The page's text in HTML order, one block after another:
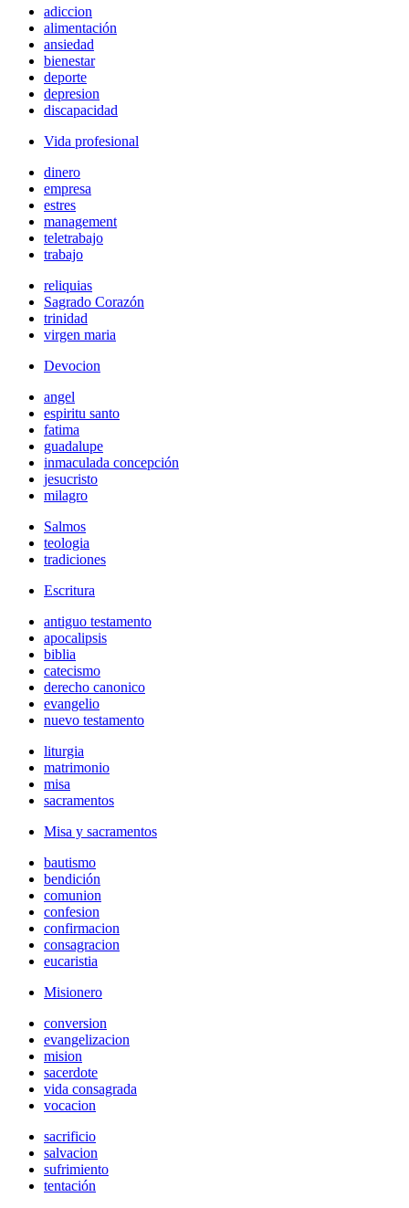
adiccion
alimentación
ansiedad
bienestar
deporte
depresion
discapacidad
Vida profesional
dinero
empresa
estres
management
teletrabajo
trabajo
reliquias
Sagrado Corazón
trinidad
virgen maria
Devocion
angel
espiritu santo
fatima
guadalupe
inmaculada concepción
jesucristo
milagro
Salmos
teologia
tradiciones
Escritura
antiguo testamento
apocalipsis
biblia
catecismo
derecho canonico
evangelio
nuevo testamento
liturgia
matrimonio
misa
sacramentos
Misa y sacramentos
bautismo
bendición
comunion
confesion
confirmacion
consagracion
eucaristia
Misionero
conversion
evangelizacion
mision
sacerdote
vida consagrada
vocacion
sacrificio
salvacion
sufrimiento
tentación